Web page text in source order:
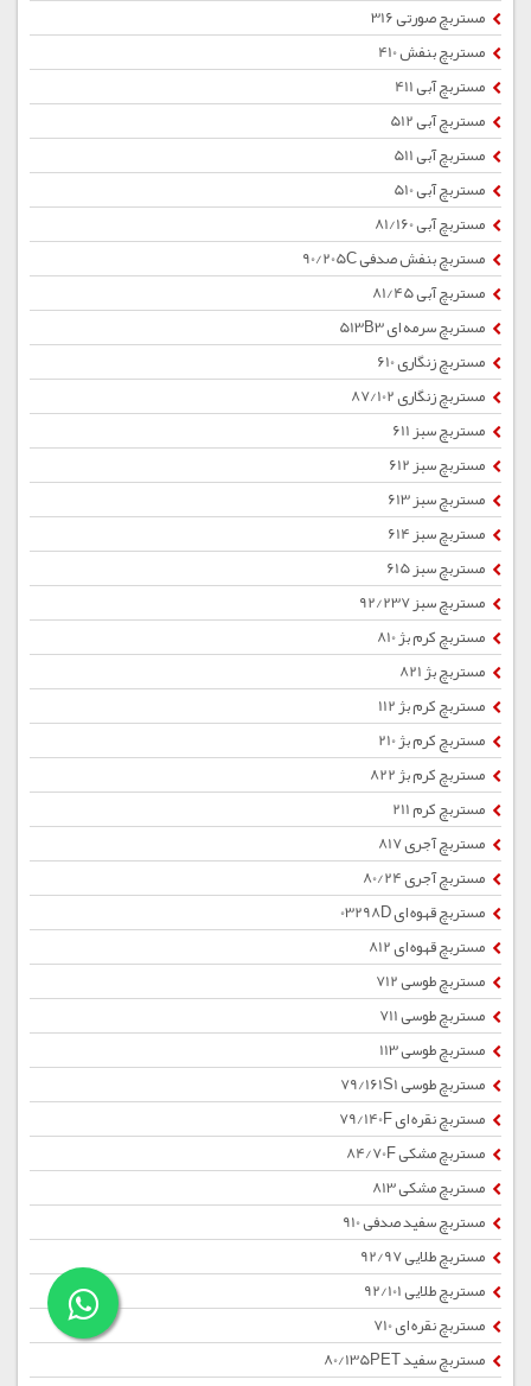
مستربچ صورتی 316
مستربچ بنفش 410
مستربچ آبی 411
مستربچ آبی 512
مستربچ آبی 511
مستربچ آبی 510
مستربچ آبی 81/160
مستربچ بنفش صدفی 90/205C
مستربچ آبی 81/45
مستربچ سرمه ای 513B3
مستربچ زنگاری 610
مستربچ زنگاری 87/102
مستربچ سبز 611
مستربچ سبز 612
مستربچ سبز 613
مستربچ سبز 614
مستربچ سبز 615
مستربچ سبز 92/237
مستربچ کرم بژ 810
مستربچ بژ 821
مستربچ کرم بژ 112
مستربچ کرم بژ 210
مستربچ کرم بژ 822
مستربچ کرم 211
مستربچ آجری 817
مستربچ آجری 80/24
مستربچ قهوه ای 03298D
مستربچ قهوه ای 812
مستربچ طوسی 712
مستربچ طوسی 711
مستربچ طوسی 113
مستربچ طوسی 79/161S1
مستربچ نقره ای 79/140F
مستربچ مشکی 84/70F
مستربچ مشکی 813
مستربچ سفید صدفی 910
مستربچ طلایی 92/97
مستربچ طلایی 92/101
مستربچ نقره ای 710
مستربچ سفید 80/135PET